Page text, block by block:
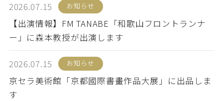
2026.07.15 お知らせ
【出演情報】FM TANABE「和歌山フロントランナ
ー」に森本教授が出演します
2026.07.15 お知らせ
京セラ美術館「京都國際書畫作品大展」に出品しま
す